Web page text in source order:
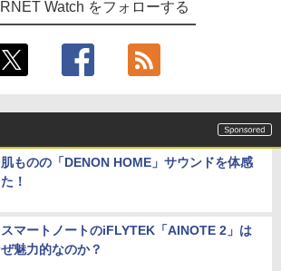
Watch をフォローする
ものの「DENON HOME」サウンドを体感
！
マートノートのiFLYTEK「AINOTE 2」は
魅力的なのか？